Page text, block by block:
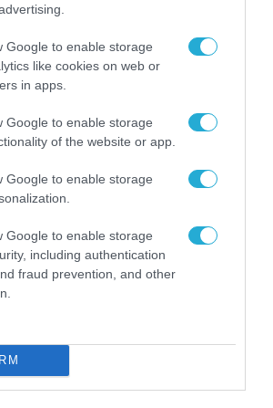
Google to enable storage
like cookies on web or
in apps.
Google to enable storage
of the website or app.
Google to enable storage
Google to enable storage
including authentication
fraud prevention, and other
σε